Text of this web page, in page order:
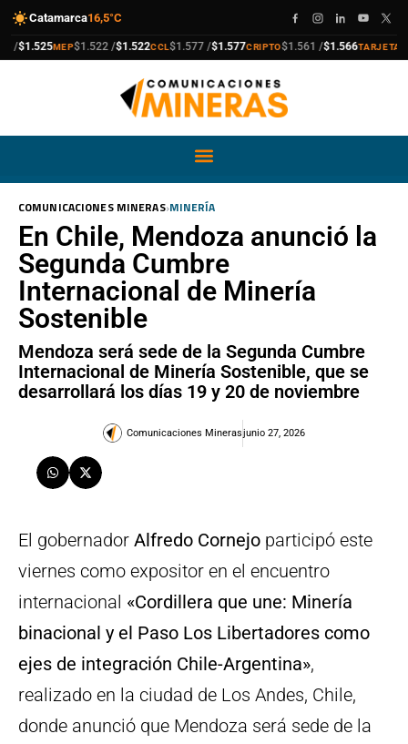
Catamarca16,5°C
MEP
compra$1.522 /
venta $1.522CCL
compra$1.577 /
venta $1.577CRIPTO
compra$1.561 /
venta $1.566TARJETA
compra
venta
COMUNICACIONES MINERAS›MINERÍA
En Chile, Mendoza anunció la
Segunda Cumbre
Internacional de Minería
Sostenible
Mendoza será sede de la Segunda Cumbre
Internacional de Minería Sostenible, que se
desarrollará los días 19 y 20 de noviembre
Comunicaciones Minerasjunio 27, 2026
El gobernador Alfredo Cornejo participó este
viernes como expositor en el encuentro
internacional «Cordillera que une: Minería
binacional y el Paso Los Libertadores como
ejes de integración Chile-Argentina»,
realizado en la ciudad de Los Andes, Chile,
donde anunció que Mendoza será sede de la